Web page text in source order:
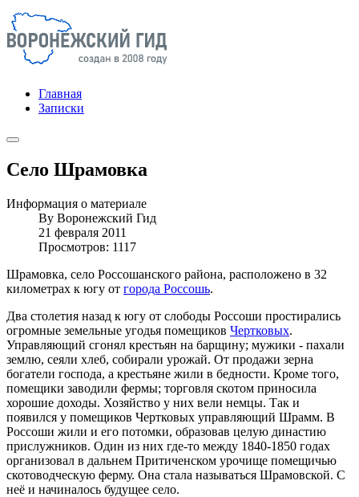
Главная
Записки
Село Шрамовка
Информация о материале
By Воронежский Гид
21 февраля 2011
Просмотров: 1117
Шрамовка, село Россошанского района, расположено в 32
километрах к югу от города Россошь.
Два столетия назад к югу от слободы Россоши простирались
огромные земельные угодья помещиков Чертковых.
Управляющий сгонял крестьян на барщину; мужики - пахали
землю, сеяли хлеб, собирали урожай. От продажи зерна
богатели господа, а крестьяне жили в бедности. Кроме того,
помещики заводили фермы; торговля скотом приносила
хорошие доходы. Хозяйство у них вели немцы. Так и
появился у помещиков Чертковых управляющий Шрамм. В
Россоши жили и его потомки, образовав целую династию
прислужников. Один из них где-то между 1840-1850 годах
организовал в дальнем Притиченском урочище помещичью
скотоводческую ферму. Она стала называться Шрамовской. С
неё и начиналось будущее село.